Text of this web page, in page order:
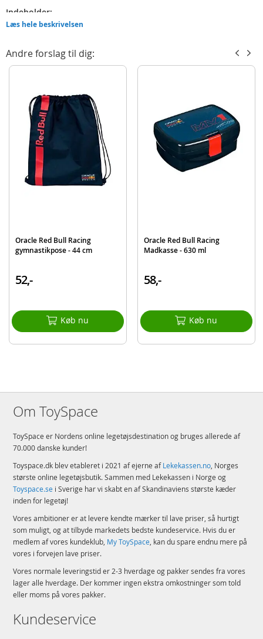
Indeholder:
Oracle Red Bull Racing træningstaske
Detaljer:
Mål: 48x30x24 cm (LxHxB)
Produktdetaljer
4043946317098
Læs hele beskrivelsen
Andre forslag til dig:
Oracle Red Bull Racing
gymnastikpose - 44 cm
52,-
Køb nu
Oracle Red Bull Racing
Madkasse - 630 ml
58,-
Køb nu
Om ToySpace
ToySpace er Nordens online legetøjsdestination og bruges allerede af
70.000 danske kunder!
Toyspace.dk blev etableret i 2021 af ejerne afLekekassen.no, Norges
største online legetøjsbutik. Sammen med Lekekassen i Norge og
Toyspace.se i Sverige har vi skabt en af Skandinaviens største kæder
inden for legetøj!
Vores ambitioner er at levere kendte mærker til lave priser, så hurtigt
som muligt, og at tilbyde markedets bedste kundeservice. Hvis du er
medlem af vores kundeklub, My ToySpace, kan du spare endnu mere på
vores i forvejen lave priser.
Vores normale leveringstid er 2-3 hverdage og pakker sendes fra vores
lager alle hverdage. Der kommer ingen ekstra omkostninger som told
eller moms på vores pakker.
Kundeservice